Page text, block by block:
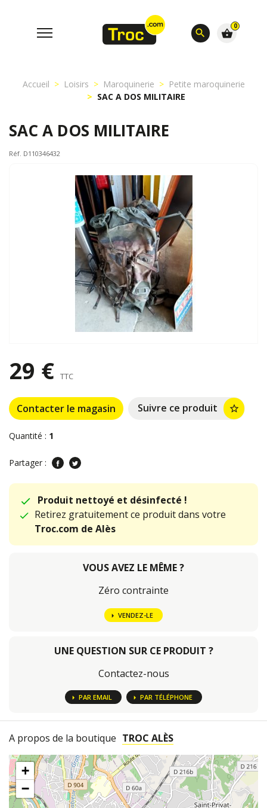
search
0
shopping_basket
Accueil Loisirs Maroquinerie
Petite maroquinerie
SAC A DOS MILITAIRE
SAC A DOS MILITAIRE
Réf. D110346432
29 € TTC
Contacter le magasin Suivre ce produit star_border
Quantité : 1
Partager :
Produit nettoyé et désinfecté !
Retirez gratuitement ce produit dans votre
Troc.com de Alès
VOUS AVEZ LE MÊME ?
Zéro contrainte
VENDEZ-LE
UNE QUESTION SUR CE PRODUIT ?
Contactez-nous
PAR EMAIL PAR TÉLÉPHONE
A propos de la boutique TROC ALÈS
+
−